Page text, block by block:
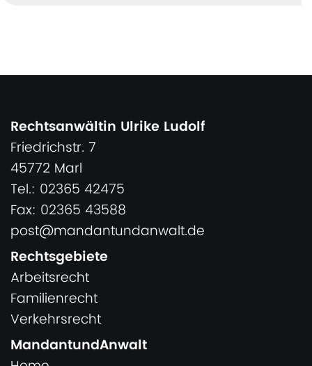
Rechtsanwältin Ulrike Ludolf
Friedrichstr. 7
45772 Marl
Tel.: 02365 42475
Fax: 02365 43588
post@mandantundanwalt.de
Rechtsgebiete
Arbeitsrecht
Familienrecht
Verkehrsrecht
MandantundAnwalt